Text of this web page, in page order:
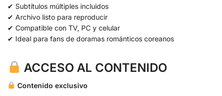
✔ Subtítulos múltiples incluidos
✔ Archivo listo para reproducir
✔ Compatible con TV, PC y celular
✔ Ideal para fans de doramas románticos coreanos
ACCESO AL CONTENIDO
Contenido exclusivo